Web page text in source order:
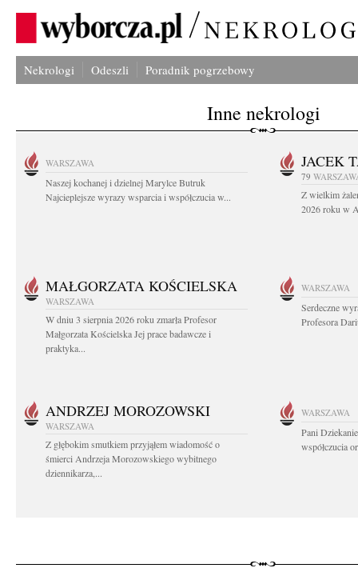
Nekrologi Odeszli Poradnik pogrzebowy
Inne nekrologi
WARSZAWA
Naszej kochanej i dzielnej Marylce Butruk
Najcieplejsze wyrazy wsparcia i współczucia w...
JACEK
79
Z wielkim
2026 roku w
MAŁGORZATA KOŚCIELSKA
WARSZAWA
W dniu 3 sierpnia 2026 roku zmarła Profesor
Małgorzata Kościelska Jej prace badawcze i
praktyka...
WARSZAWA
Serdeczne
Profesora
ANDRZEJ MOROZOWSKI
WARSZAWA
Z głębokim smutkiem przyjąłem wiadomość o
śmierci Andrzeja Morozowskiego wybitnego
dziennikarza,...
WARSZAWA
Pani
współczucia